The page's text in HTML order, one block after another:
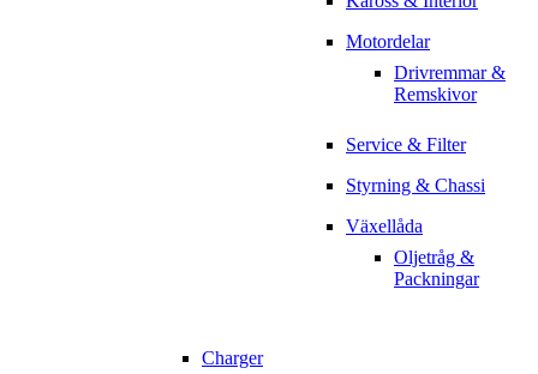
Motordelar
Drivremmar &
Remskivor
Service & Filter
Styrning & Chassi
Växellåda
Oljetråg &
Packningar
Charger